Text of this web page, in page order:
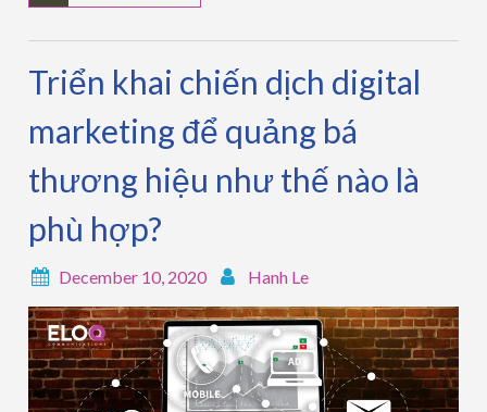
Triển khai chiến dịch digital
marketing để quảng bá
thương hiệu như thế nào là
phù hợp?
December 10, 2020 Hanh Le